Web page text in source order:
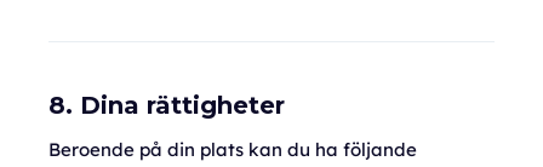
8. Dina rättigheter
Beroende på din plats kan du ha följande